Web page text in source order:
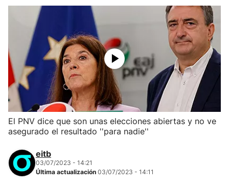
El PNV dice que son unas elecciones abiertas y no ve
asegurado el resultado ''para nadie''
eitb
03/07/2023 - 14:21
Última actualización 03/07/2023 - 14:11